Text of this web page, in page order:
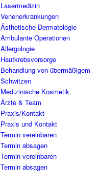
Lasermedizin
Venenerkrankungen
Ästhetische Dermatologie
Ambulante Operationen
Allergologie
Hautkrebsvorsorge
Behandlung von übermäßigem
Schwitzen
Medizinische Kosmetik
Ärzte & Team
Praxis/Kontakt
Praxis und Kontakt
Termin vereinbaren
Termin absagen
Termin vereinbaren
Termin absagen